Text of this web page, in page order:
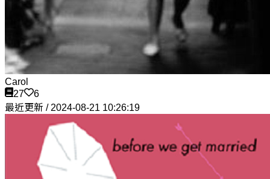
Carol
27
6
最近更新 / 2024-08-21 10:26:19